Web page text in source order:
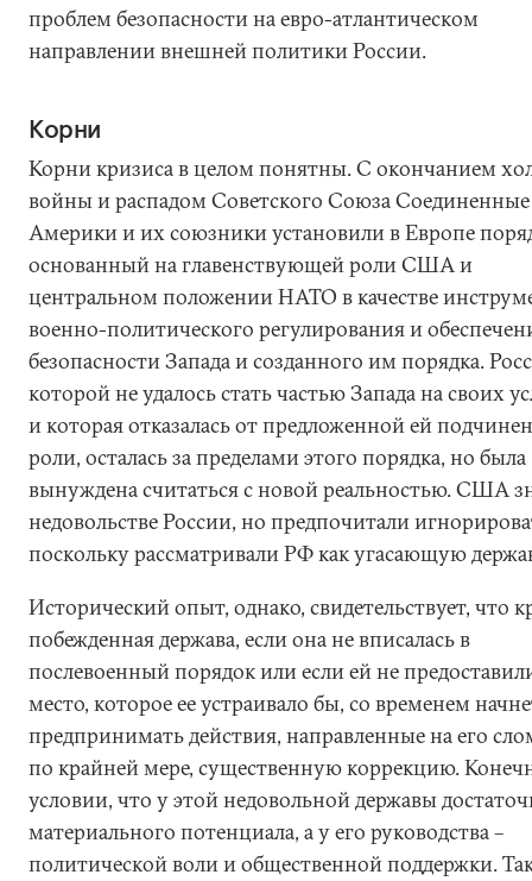
проблем безопасности на евро-атлантическом
направлении внешней политики России.
Корни
Корни кризиса в целом понятны. С окончанием
войны и распадом Советского Союза
Америки и их союзники установили в Европе
основанный на главенствующей роли США и
центральном положении НАТО в качестве
военно-политического регулирования и
безопасности Запада и созданного им порядка.
которой не удалось стать частью Запада на своих
и которая отказалась от предложенной ей
роли, осталась за пределами этого порядка, но была
вынуждена считаться с новой реальностью. США
недовольстве России, но предпочитали
поскольку рассматривали РФ как угасающую
Исторический опыт, однако, свидетельствует, что
побежденная держава, если она не вписалась в
послевоенный порядок или если ей не
место, которое ее устраивало бы, со временем
предпринимать действия, направленные на его
по крайней мере, существенную коррекцию.
условии, что у этой недовольной державы
материального потенциала, а у его руководства –
политической воли и общественной поддержки.